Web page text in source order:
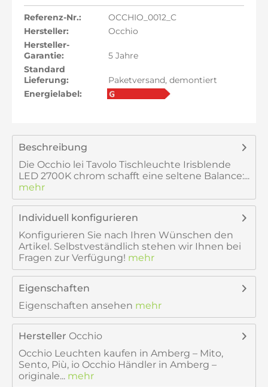
Referenz-Nr.:
OCCHIO_0012_C
Hersteller:
Occhio
Hersteller-
Garantie:
5 Jahre
Standard
Lieferung:
Paketversand, demontiert
Energielabel:
Beschreibung
Die Occhio lei Tavolo Tischleuchte Irisblende
LED 2700K chrom schafft eine seltene Balance:...
mehr
Individuell konfigurieren
Konfigurieren Sie nach Ihren Wünschen den
Artikel. Selbstveständlich stehen wir Ihnen bei
Fragen zur Verfügung! mehr
Eigenschaften
Eigenschaften ansehen mehr
Hersteller Occhio
Occhio Leuchten kaufen in Amberg – Mito,
Sento, Più, io Occhio Händler in Amberg –
originale... mehr